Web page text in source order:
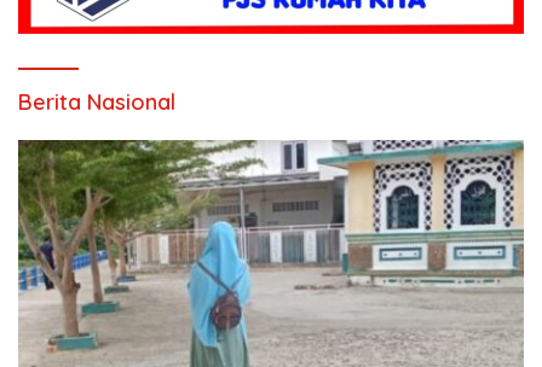
Berita Nasional